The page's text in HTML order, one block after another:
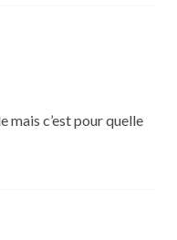
mais c’est pour quelle